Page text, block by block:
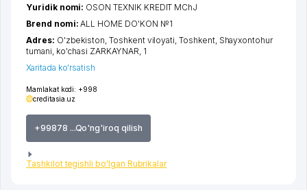
Mamlakat kodi: +998
creditasia.uz
+99878 ...Qo'ng'iroq qilish
Tashkilot tegishli bo'lgan Rubrikalar
Yuridik nomi: OSON TEXNIK KREDIT MChJ
Brend nomi:ALL HOME DO'KON №1
Adres: O'zbekiston,Toshkent viloyati ,Toshkent, Shayxontohur
tumani ko'chasi ZARKAYNAR , 1
Xaritada ko'rsatish